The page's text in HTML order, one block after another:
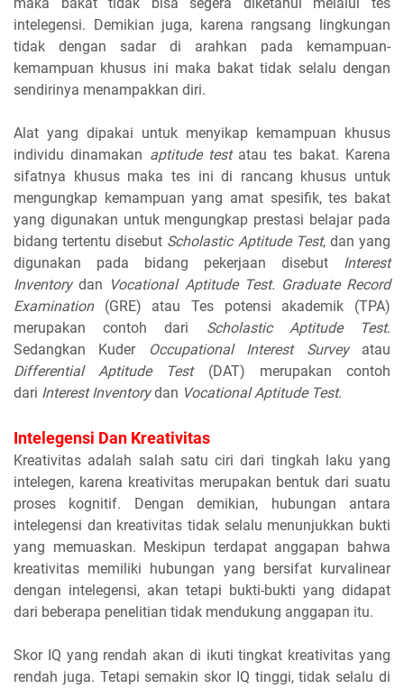
maka bakat tidak bisa segera diketahui melalui tes
intelegensi. Demikian juga, karena rangsang lingkungan
tidak dengan sadar di arahkan pada kemampuan-
kemampuan khusus ini maka bakat tidak selalu dengan
sendirinya menampakkan diri.
Alat yang dipakai untuk menyikap kemampuan khusus
individu dinamakan aptitude test atau tes bakat. Karena
sifatnya khusus maka tes ini di rancang khusus untuk
mengungkap kemampuan yang amat spesifik, tes bakat
yang digunakan untuk mengungkap prestasi belajar pada
bidang tertentu disebut Scholastic Aptitude Test, dan yang
digunakan pada bidang pekerjaan disebut Interest
Inventorydan Vocational Aptitude Test. Graduate Record
Examination (GRE) atau Tes potensi akademik (TPA)
merupakan contoh dari Scholastic Aptitude Test.
Sedangkan Kuder
Occupational Interest Surveyatau
Differential Aptitude Test(DAT) merupakan contoh
dari Interest Inventorydan Vocational Aptitude Test.
Intelegensi Dan Kreativitas
Kreativitas adalah salah satu ciri dari tingkah laku yang
intelegen, karena kreativitas merupakan bentuk dari suatu
proses kognitif. Dengan demikian, hubungan antara
intelegensi dan kreativitas tidak selalu menunjukkan bukti
yang memuaskan. Meskipun terdapat anggapan bahwa
kreativitas memiliki hubungan yang bersifat kurvalinear
dengan intelegensi, akan tetapi bukti-bukti yang didapat
dari beberapa penelitian tidak mendukung anggapan itu.
Skor IQ yang rendah akan di ikuti tingkat kreativitas yang
rendah juga. Tetapi semakin skor IQ tinggi, tidak selalu di